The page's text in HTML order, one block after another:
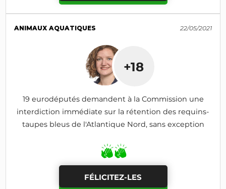
ANIMAUX AQUATIQUES 22/05/2021
+18
19 eurodéputés demandent à la Commission une
interdiction immédiate sur la rétention des requins-
taupes bleus de l'Atlantique Nord, sans exception
FÉLICITEZ-LES